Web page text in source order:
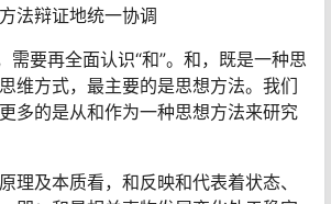
法辩证地统一协调
需要再全面认识“和”。和，既是一种思
维方式，最主要的是思想方法。我们
多的是从和作为一种思想方法来研究
理及本质看，和反映和代表着状态、